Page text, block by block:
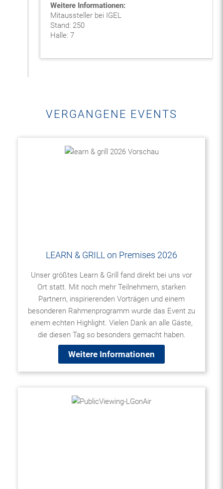
Weitere Informationen:
Mitaussteller bei IGEL
Stand: 250
Halle: 7
VERGANGENE EVENTS
LEARN & GRILL on Premises 2026
Unser größtes Learn & Grill fand direkt bei uns vor
Ort statt. Mit noch mehr Teilnehmern, starken
Partnern, inspirierenden Vorträgen und einem
besonderen Rahmenprogramm wurde das Event zu
einem echten Highlight. Vielen Dank an alle Gäste,
die diesen Tag so besonders gemacht haben.
Weitere Informationen